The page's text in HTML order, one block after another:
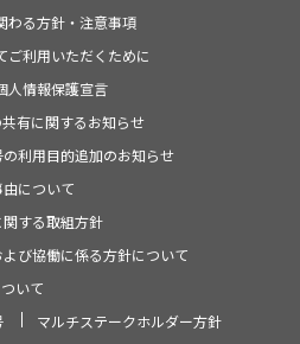
わる方針・注意事項
ご利用いただくために
人情報保護宣言
有に関するお知らせ
利用目的追加のお知らせ
について
関する取組方針
び協働に係る方針について
いて
マルチステークホルダー方針